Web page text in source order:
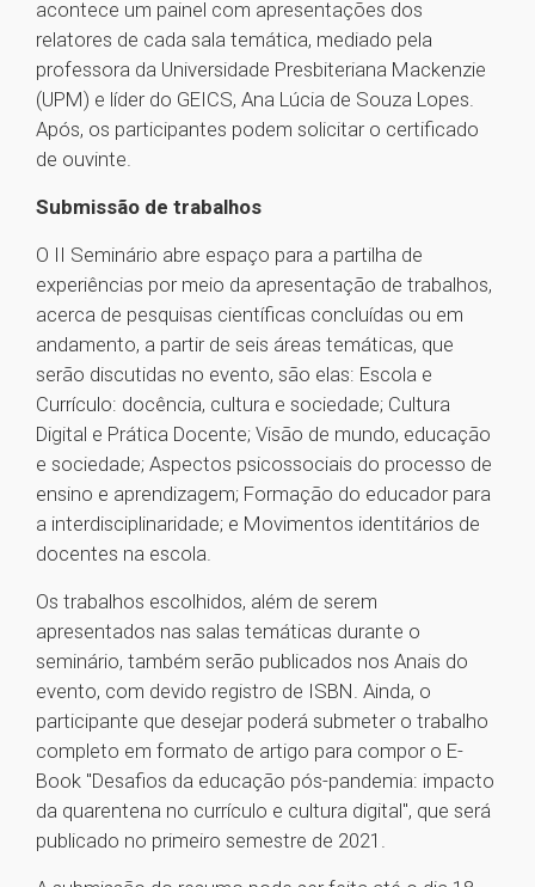
acontece um painel com apresentações dos
relatores de cada sala temática, mediado pela
professora da Universidade Presbiteriana Mackenzie
(UPM) e líder do GEICS, Ana Lúcia de Souza Lopes.
Após, os participantes podem solicitar o certificado
de ouvinte.
Submissão de trabalhos
O II Seminário abre espaço para a partilha de
experiências por meio da apresentação de trabalhos,
acerca de pesquisas científicas concluídas ou em
andamento, a partir de seis áreas temáticas, que
serão discutidas no evento, são elas: Escola e
Currículo: docência, cultura e sociedade; Cultura
Digital e Prática Docente; Visão de mundo, educação
e sociedade; Aspectos psicossociais do processo de
ensino e aprendizagem; Formação do educador para
a interdisciplinaridade; e Movimentos identitários de
docentes na escola.
Os trabalhos escolhidos, além de serem
apresentados nas salas temáticas durante o
seminário, também serão publicados nos Anais do
evento, com devido registro de ISBN. Ainda, o
participante que desejar poderá submeter o trabalho
completo em formato de artigo para compor o E-
Book "Desafios da educação pós-pandemia: impacto
da quarentena no currículo e cultura digital", que será
publicado no primeiro semestre de 2021.